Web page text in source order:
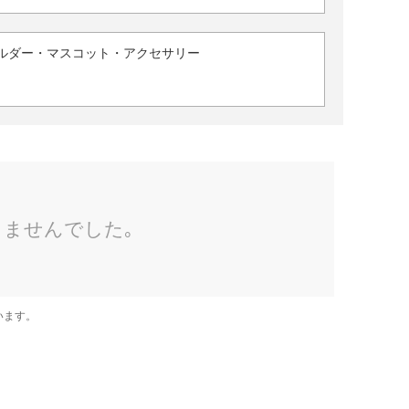
ダー・マスコット・アクセサリー